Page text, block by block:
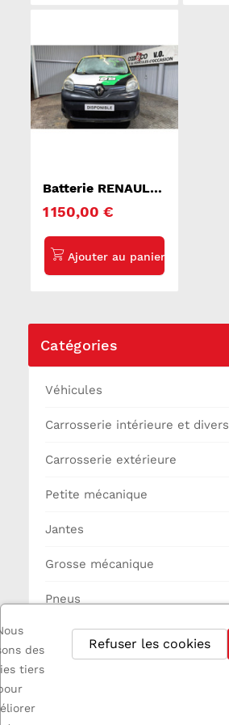
Batterie RENAULT
1 150,00 €
Catégories
Véhicules
Carrosserie intérieure et divers
Carrosserie extérieure
Petite mécanique
Jantes
Grosse mécanique
Pneus
Partie Cycle
des
tiers
Refuser les cookies